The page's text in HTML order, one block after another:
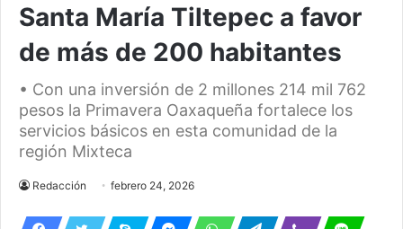
Santa María Tiltepec a favor
de más de 200 habitantes
• Con una inversión de 2 millones 214 mil 762
pesos la Primavera Oaxaqueña fortalece los
servicios básicos en esta comunidad de la
región Mixteca
Redacción febrero 24, 2026